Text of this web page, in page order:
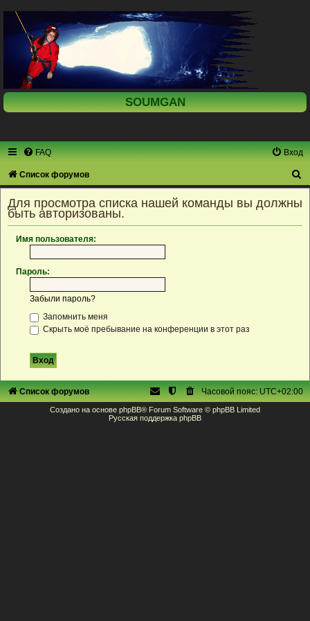
SOUMGAN
FAQ Вход
Список форумов
Для просмотра списка нашей команды вы должны
быть авторизованы.
Имя пользователя:
Пароль:
Забыли пароль?
Запомнить меня
Скрыть моё пребывание на конференции в этот раз
Список форумов Часовой пояс:UTC+02:00
Создано на основе phpBB® Forum Software © phpBB Limited
Русская поддержка phpBB